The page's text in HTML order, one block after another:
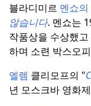
블라디미르 멘쇼의
않습니다. 멘쇼는
작품상을 수상했
하며 소련 박스오
엘렘 클리모프의 "
년 모스크바 영화